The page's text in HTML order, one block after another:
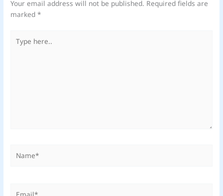
Your email address will not be published. Required fields are
marked*
here..